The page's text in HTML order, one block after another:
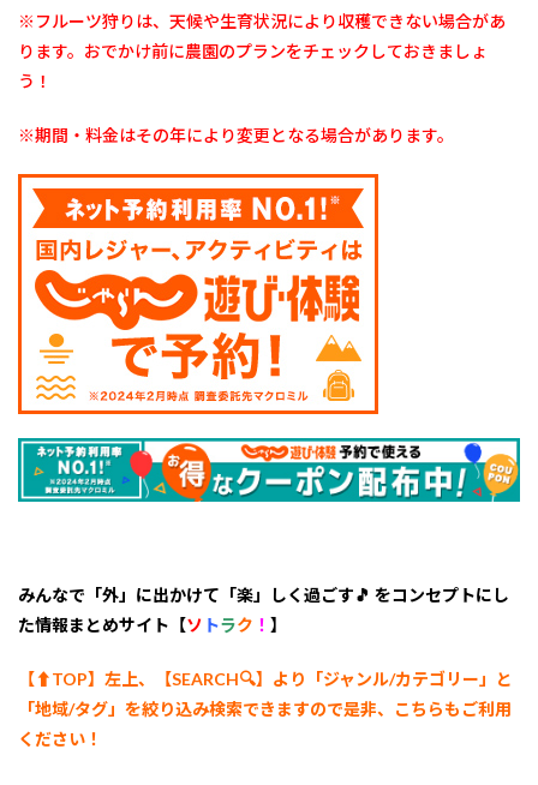
県・
その
地域
ちご
スポ
ット
の検
索は
こち
らか
ら
🎵」
じゃ
らん
予約
OK！
※フルーツ狩りは、天候や生育状況により収穫できない場合があ
ります。おでかけ前に農園のプランをチェックしておきましょ
う！
※期間・料金はその年により変更となる場合があります。
みんなで「外」に出かけて「楽」しく過ごす🎵 をコンセプトにし
た情報まとめサイト【ソ トラク ！ 】
【⬆︎TOP】左上、【SEARCH🔍】より「ジャンル/カテゴリー 」と
「地域/タグ」を絞り込み検索できますので是非、こちらもご利用
ください！